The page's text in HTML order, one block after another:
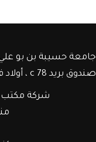
جامعة حسيبة بن بو
صندوق بريد c 78 ، أولاد فارس الشلف 02180، الجزائر
شركة مكتب